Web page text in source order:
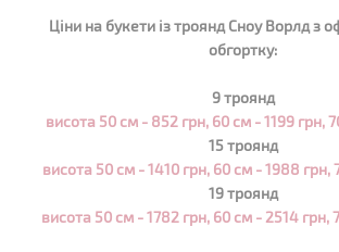
Ціни на букети із троянд Сноу Ворлдз
обгортку:
9 троянд
висота 50 см - 852 грн, 60 см - 1199 грн,
15 троянд
висота 50 см - 1410 грн, 60 см - 1988 грн,
19 троянд
висота 50 см - 1782 грн, 60 см - 2514 грн,